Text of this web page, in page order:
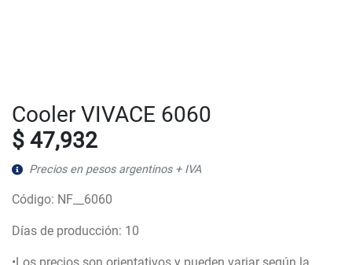
Cooler VIVACE 6060
$ 47,932
Precios en pesos argentinos + IVA
Código: NF__6060
Días de producción: 10